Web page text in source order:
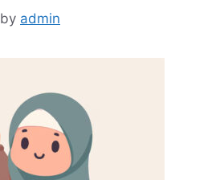
by admin